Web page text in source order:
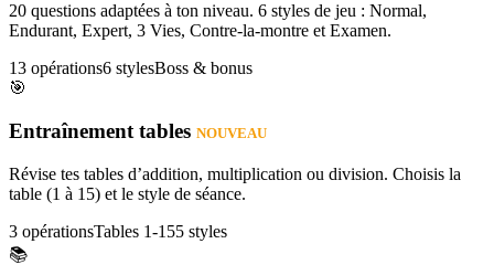
20 questions adaptées à ton niveau. 6 styles de jeu : Normal,
Endurant, Expert, 3 Vies, Contre-la-montre et Examen.
13 opérations6 stylesBoss & bonus
🎯
Entraînement tables NOUVEAU
Révise tes tables d’addition, multiplication ou division. Choisis la
table (1 à 15) et le style de séance.
3 opérationsTables 1-155 styles
📚